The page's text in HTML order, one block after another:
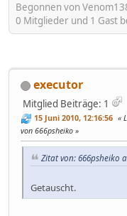
Begonnen von
0 Mitglieder und 1 Gast
executor
Mitglied Beiträge: 1
15 Juni 2010, 12:16:56
von 666psheiko
Zitat von: 666psheiko
Getauscht.